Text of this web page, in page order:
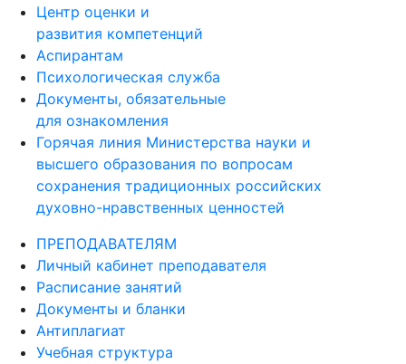
Центр оценки и
развития компетенций
Аспирантам
Психологическая служба
Документы, обязательные
для ознакомления
Горячая линия Министерства науки и
высшего образования по вопросам
сохранения традиционных российских
духовно-нравственных ценностей
ПРЕПОДАВАТЕЛЯМ
Личный кабинет преподавателя
Расписание занятий
Документы и бланки
Антиплагиат
Учебная структура